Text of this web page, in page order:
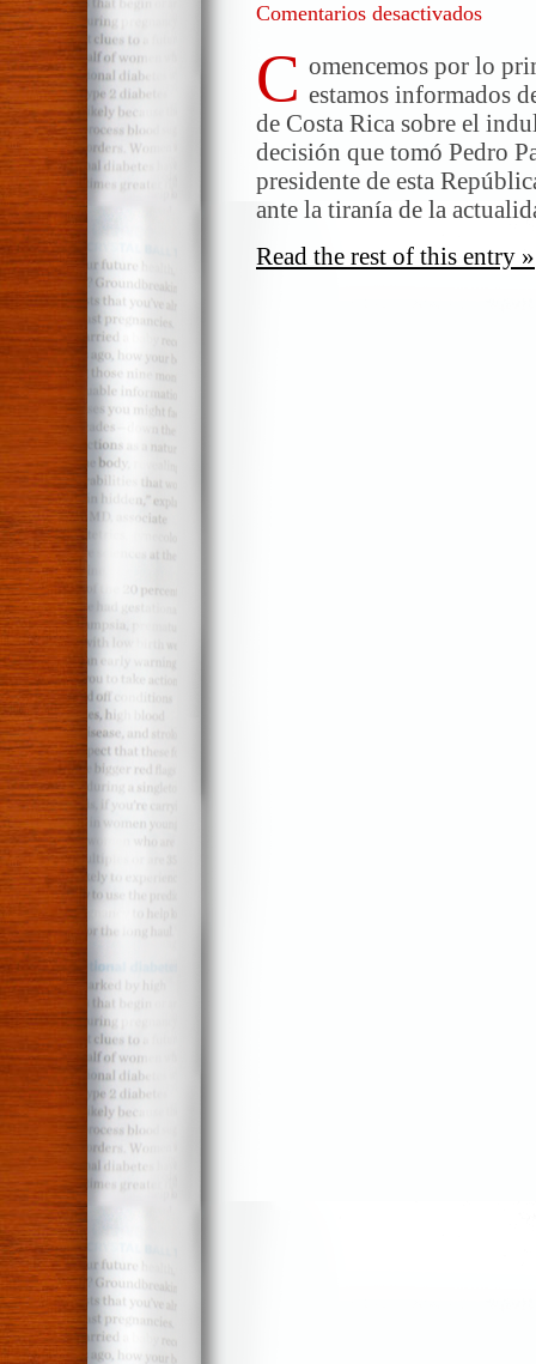
Comentarios desactivados
y
fútbol
C omencemos por lo
estamos informados
de Costa Rica sobre el
decisión que tomó Pedro
presidente de esta
ante la tiranía de la
Read the rest of this entry »